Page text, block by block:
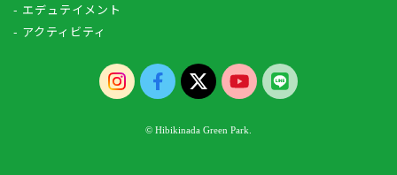
- エデュテイメント
- アクティビティ
© Hibikinada Green Park.